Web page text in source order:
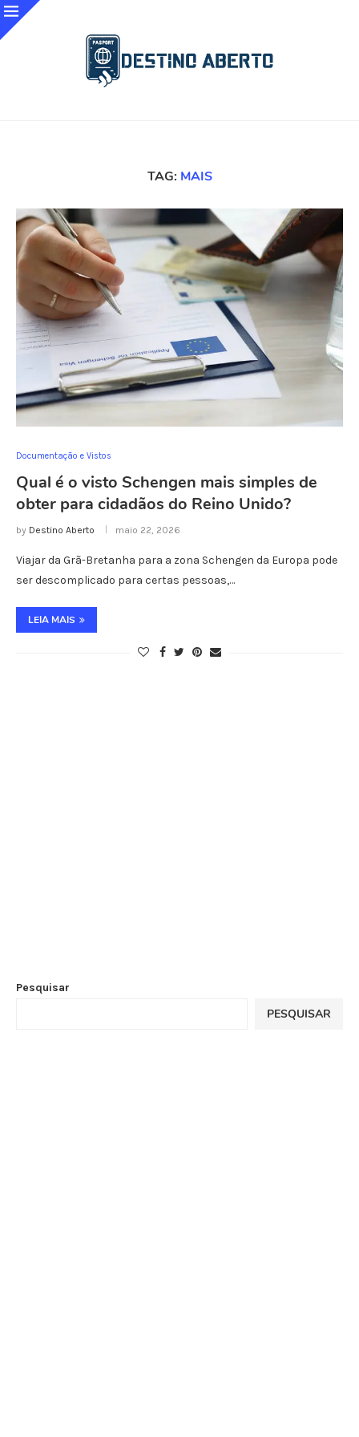
TAG: MAIS
Documentação e Vistos
Qual é o visto Schengen mais simples de
obter para cidadãos do Reino Unido?
by Destino Aberto maio 22, 2026
Viajar da Grã-Bretanha para a zona Schengen da Europa pode
ser descomplicado para certas pessoas,…
LEIA MAIS
Pesquisar
PESQUISAR